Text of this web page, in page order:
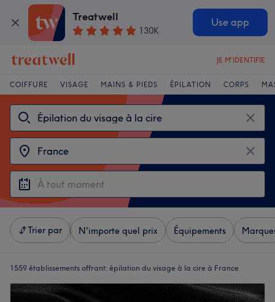
Treatwell
130K
Use app
JE M'IDENTIFIE
COIFFURE VISAGE MAINS & PIEDS ÉPILATION CORPS
Trier par N'importe quel prix Équipements
1559 établissements offrant: épilation du visage à la cire à France